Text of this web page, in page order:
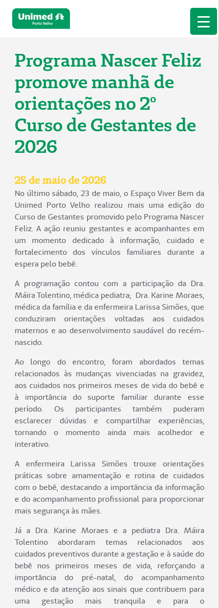
Programa Nascer Feliz
promove manhã de
orientações no 2º
Curso de Gestantes de
2026
25 de maio de 2026
No último sábado, 23 de maio, o Espaço Viver Bem da
Unimed Porto Velho realizou mais uma edição do
Curso de Gestantes promovido pelo Programa Nascer
Feliz. A ação reuniu gestantes e acompanhantes em
um momento dedicado à informação, cuidado e
fortalecimento dos vínculos familiares durante a
espera pelo bebê.
A programação contou com a participação da Dra.
Máira Tolentino, médica pediatra; Dra. Karine Moraes,
médica da família e da enfermeira Larissa Simões, que
conduziram orientações voltadas aos cuidados
maternos e ao desenvolvimento saudável do recém-
nascido.
Ao longo do encontro, foram abordados temas
relacionados às mudanças vivenciadas na gravidez,
aos cuidados nos primeiros meses de vida do bebê e
à importância do suporte familiar durante esse
período. Os participantes também puderam
esclarecer dúvidas e compartilhar experiências,
tornando o momento ainda mais acolhedor e
interativo.
A enfermeira Larissa Simões trouxe orientações
práticas sobre amamentação e rotina de cuidados
com o bebê, destacando a importância da informação
e do acompanhamento profissional para proporcionar
mais segurança às mães.
Já a Dra. Karine Moraes e a pediatra Dra. Máira
Tolentino abordaram temas relacionados aos
cuidados preventivos durante a gestação e à saúde do
bebê nos primeiros meses de vida, reforçando a
importância do pré-natal, do acompanhamento
médico e da atenção aos sinais que contribuem para
uma gestação mais tranquila e para o